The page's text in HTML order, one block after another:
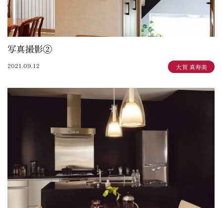
写真撮影②
2021.09.12 大賀 真寿美